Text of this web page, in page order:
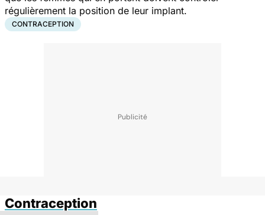
régulièrement la position de leur implant.
CONTRACEPTION
Contraception